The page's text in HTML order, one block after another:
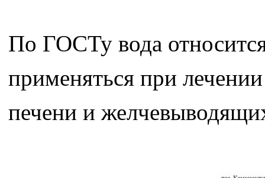
По ГОСТу вода
применяться при
печени и